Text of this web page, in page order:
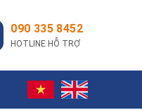
090 335 8452
HOTLINE HỖ TRỢ